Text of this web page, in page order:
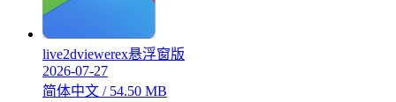
live2dviewerex悬浮窗版
2026-07-27
简体中文 / 54.50 MB